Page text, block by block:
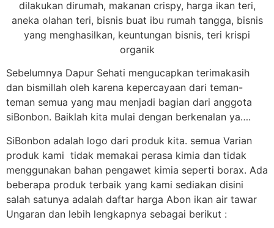
Sebelumnya Dapur Sehati mengucapkan terimakasih
dan bismillah oleh karena kepercayaan dari teman-
teman semua yang mau menjadi bagian dari anggota
siBonbon. Baiklah kita mulai dengan berkenalan ya….
SiBonbon adalah logo dari produk kita. semua Varian
produk kami tidak memakai perasa kimia dan tidak
menggunakan bahan pengawet kimia seperti borax. Ada
beberapa produk terbaik yang kami sediakan disini
salah satunya adalah daftar harga Abon ikan air tawar
Ungaran dan lebih lengkapnya sebagai berikut :